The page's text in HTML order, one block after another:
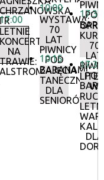
CHRZANOWSKA
17:00
LETNIE
KONCERTY
NA
TRAWIE:
ALSTROMERIE
10:00
WYSTAWA:
70
LAT
PIWNICY
POD
BARANAMI
10:15
ZAJĘCIA
TANECZNE
DLA
SENIORÓW
POD
17:30
70
LAT
POD
17:30
W
DLA